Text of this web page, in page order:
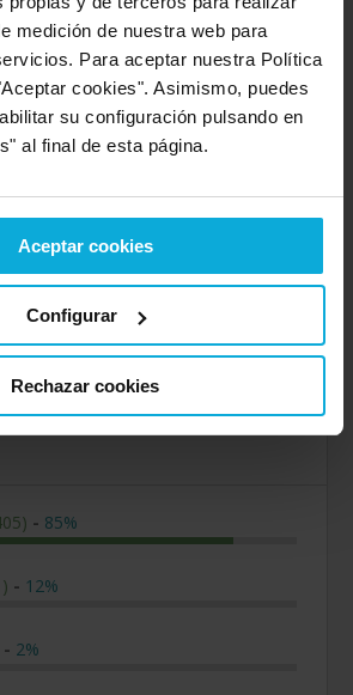
medición de nuestra web para
Para aceptar nuestra Política
cookies". Asimismo, puedes
su configuración pulsando en
al final de esta página.
Aceptar cookies
Configurar
Rechazar cookies
Valoración sobre la
rapidez
sobre la
8.6
Valoración sobre la
calidad/precio
9.0
servicio
- 85%
- 12%
- 2%